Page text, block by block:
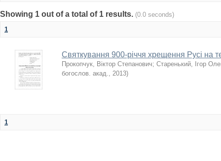
Showing 1 out of a total of 1 results. (0.0 seconds)
1
Святкування 900-річчя хрещення Русі на
Прокопчук, Віктор Степанович; Старенький, Ігор
богослов. акад., 2013)
1